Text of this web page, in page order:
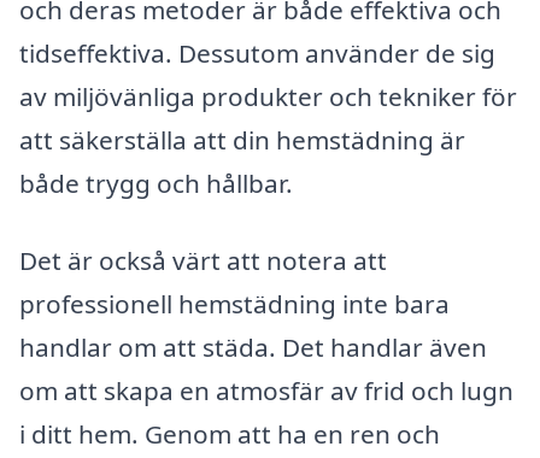
och deras metoder är både effektiva och
tidseffektiva. Dessutom använder de sig
av miljövänliga produkter och tekniker för
att säkerställa att din hemstädning är
både trygg och hållbar.
Det är också värt att notera att
professionell hemstädning inte bara
handlar om att städa. Det handlar även
om att skapa en atmosfär av frid och lugn
i ditt hem. Genom att ha en ren och